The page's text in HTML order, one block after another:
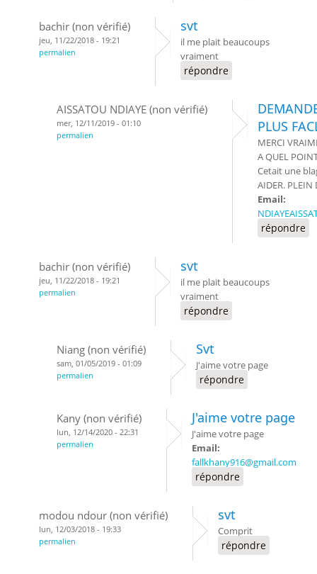
bachir (non vérifié)
jeu, 11/22/2018 - 19:21
permalien
svt
il me plait beaucoups
vraiment
répondre
AISSATOU NDIAYE (non vérifié)
mer, 12/11/2019 - 01:10
permalien
PLUS
MERCI
A QUEL
Cetait une
AIDER. PLEIN
Email:
répondre
bachir (non vérifié)
jeu, 11/22/2018 - 19:21
permalien
svt
il me plait beaucoups
vraiment
répondre
Niang (non vérifié)
sam, 01/05/2019 - 01:09
permalien
Svt
J'aime votre page
répondre
Kany (non vérifié)
lun, 12/14/2020 - 22:31
permalien
J'aime votre page
J'aime votre page
Email:
fallkhany916@gmail.com
répondre
modou ndour (non vérifié)
lun, 12/03/2018 - 19:33
permalien
svt
Comprit
répondre